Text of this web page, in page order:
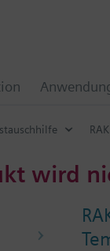
wird